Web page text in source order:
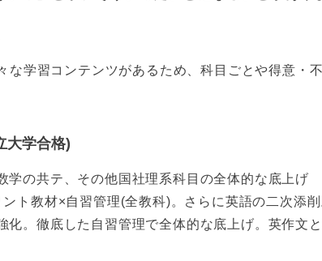
な学習コンテンツがあるため、科目ごとや得意・
大学合格)
学の共テ、その他国社理系科目の全体的な底上げ
ト教材×自習管理(全教科)。さらに英語の二次添削
化。徹底した自習管理で全体的な底上げ。英作文